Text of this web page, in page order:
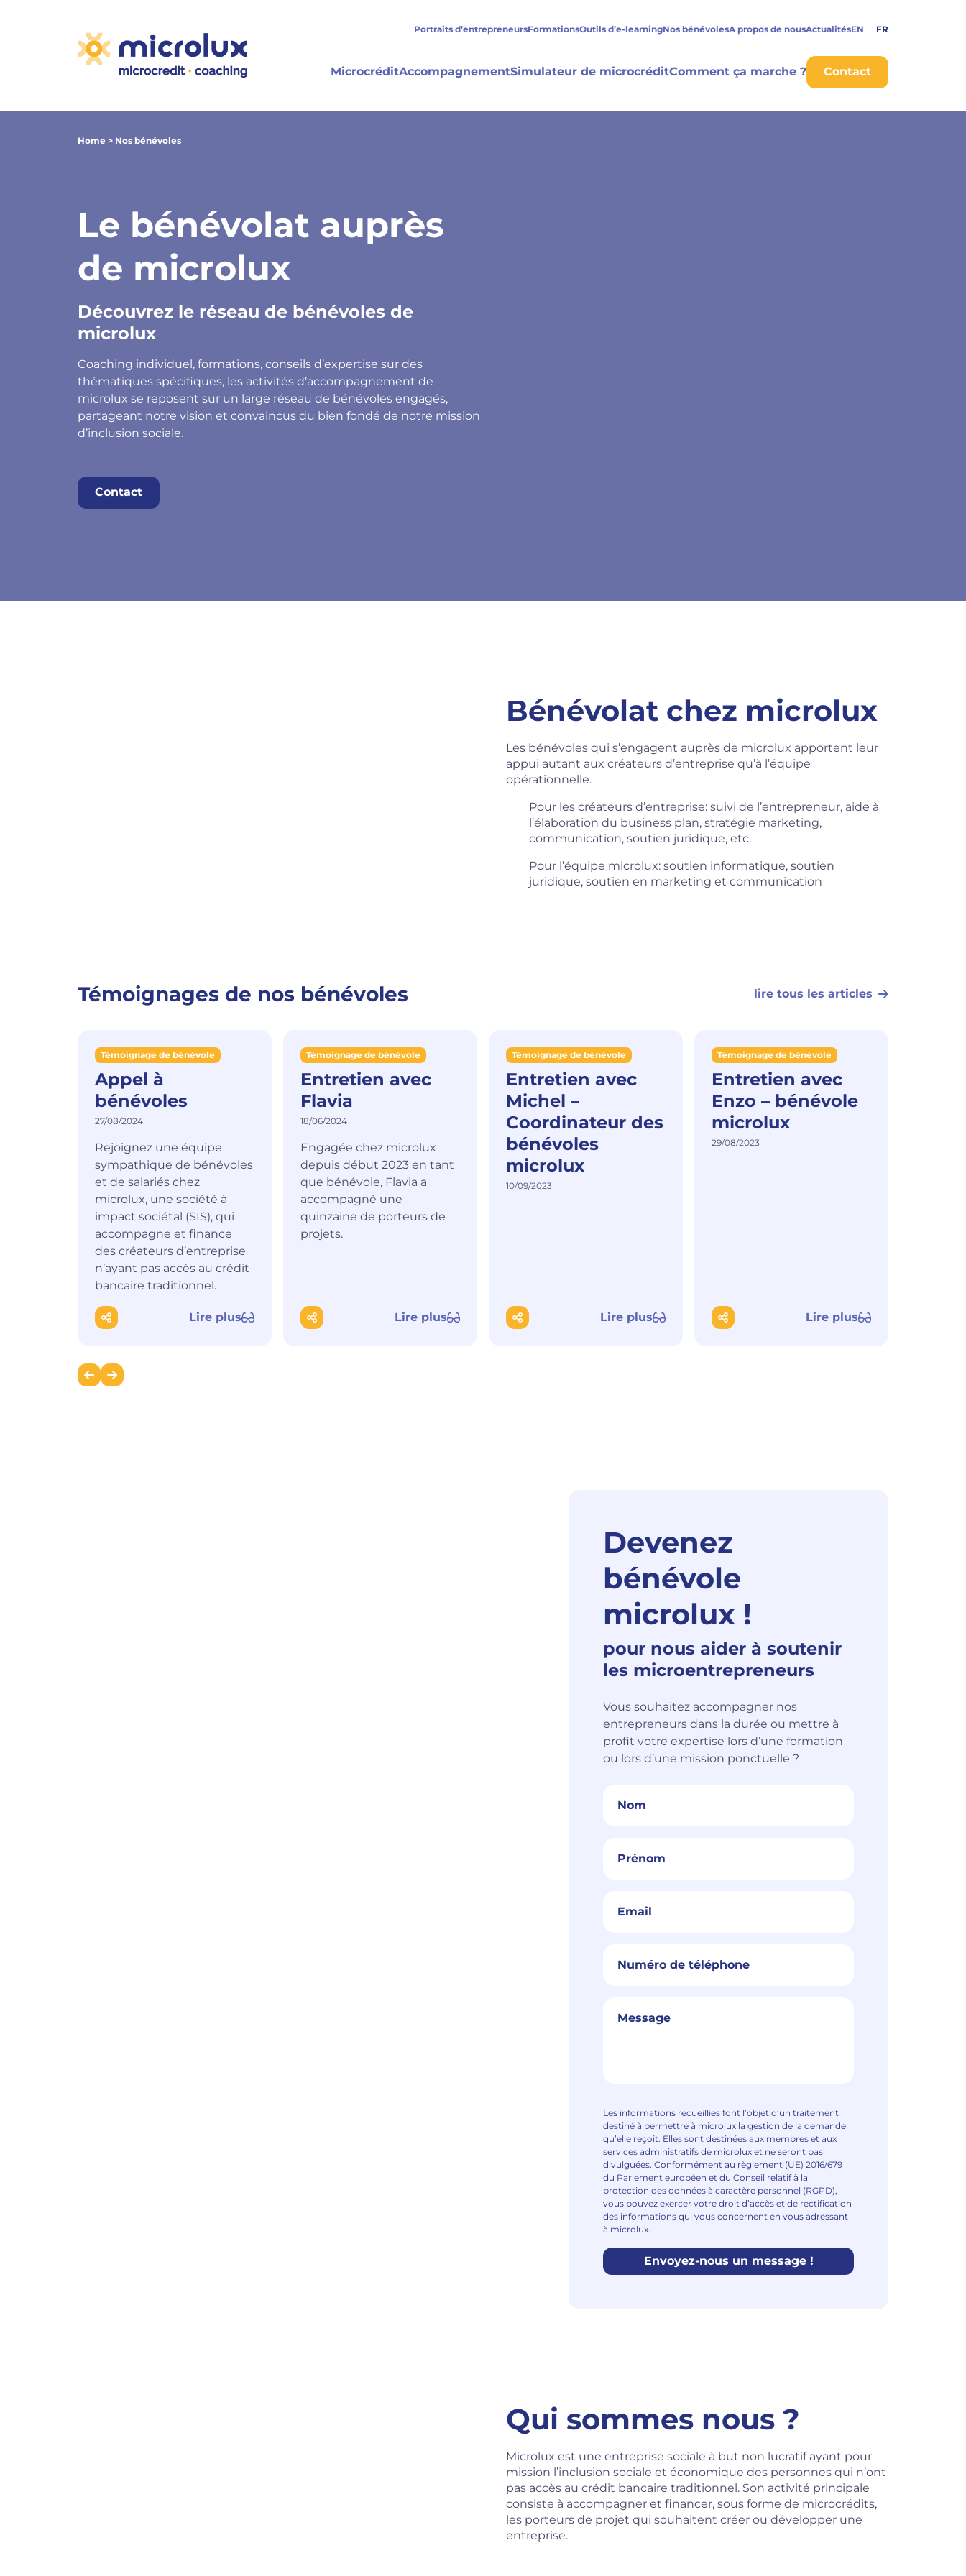
Portraits d’entrepreneursFormationsOutils d’e-learningNos bénévolesA propos de nousActualitésEN FR
MicrocréditAccompagnementSimulateur de microcréditComment ça marche ? Contact
Home > Nos bénévoles
Le bénévolat auprès
de microlux
Découvrez le réseau de bénévoles de
microlux
Coaching individuel, formations, conseils d’expertise sur des
thématiques spécifiques, les activités d’accompagnement de
microlux se reposent sur un large réseau de bénévoles engagés,
partageant notre vision et convaincus du bien fondé de notre mission
d’inclusion sociale.
Contact
Bénévolat chez microlux
Les bénévoles qui s’engagent auprès de microlux apportent leur
appui autant aux créateurs d’entreprise qu’à l’équipe
opérationnelle.
Pour les créateurs d’entreprise: suivi de l’entrepreneur, aide à
l’élaboration du business plan, stratégie marketing,
communication, soutien juridique, etc.
Pour l’équipe microlux: soutien informatique, soutien
juridique, soutien en marketing et communication
Témoignages de nos bénévoles lire tous les articles
Témoignage de bénévole
Appel à
bénévoles
27/08/2024
Rejoignez une équipe
sympathique de bénévoles
et de salariés chez
microlux, une société à
impact sociétal (SIS), qui
accompagne et finance
des créateurs d’entreprise
n’ayant pas accès au crédit
bancaire traditionnel.
Lire plus
Témoignage de bénévole
Entretien avec
Flavia
18/06/2024
Engagée chez microlux
depuis début 2023 en tant
que bénévole, Flavia a
accompagné une
quinzaine de porteurs de
projets.
Lire plus
Témoignage de bénévole
Entretien avec
Michel –
Coordinateur des
bénévoles
microlux
10/09/2023
Lire plus
Témoignage de bénévole
Entretien avec
Enzo – bénévole
microlux
29/08/2023
Lire plus
Devenez
bénévole
microlux !
pour nous aider à soutenir
les microentrepreneurs
Vous souhaitez accompagner nos
entrepreneurs dans la durée ou mettre à
profit votre expertise lors d’une formation
ou lors d’une mission ponctuelle ?
Les informations recueillies font l’objet d’un traitement
destiné à permettre à microlux la gestion de la demande
qu’elle reçoit. Elles sont destinées aux membres et aux
services administratifs de microlux et ne seront pas
divulguées. Conformément au règlement (UE) 2016/679
du Parlement européen et du Conseil relatif à la
protection des données à caractère personnel (RGPD),
vous pouvez exercer votre droit d’accès et de rectification
des informations qui vous concernent en vous adressant
à microlux.
Envoyez-nous un message !
Qui sommes nous ?
Microlux est une entreprise sociale à but non lucratif ayant pour
mission l’inclusion sociale et économique des personnes qui n’ont
pas accès au crédit bancaire traditionnel. Son activité principale
consiste à accompagner et financer, sous forme de microcrédits,
les porteurs de projet qui souhaitent créer ou développer une
entreprise.